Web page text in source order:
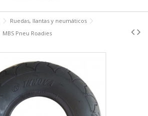
Ruedas, llantas y neumáticos
MBS Pneu Roadies